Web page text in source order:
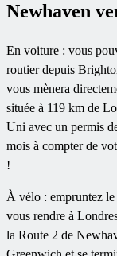
Newhaven
En voiture : vous
routier depuis
vous mènera
située à 119 km de
Uni avec un permis
mois à compter de
!
À vélo : empruntez le
vous rendre à
la Route 2 de